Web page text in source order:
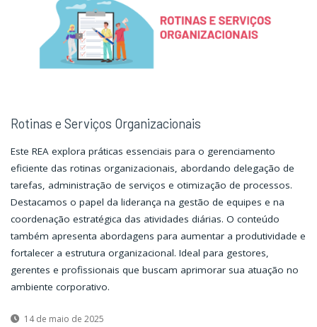
Rotinas e Serviços Organizacionais
Este REA explora práticas essenciais para o gerenciamento
eficiente das rotinas organizacionais, abordando delegação de
tarefas, administração de serviços e otimização de processos.
Destacamos o papel da liderança na gestão de equipes e na
coordenação estratégica das atividades diárias. O conteúdo
também apresenta abordagens para aumentar a produtividade e
fortalecer a estrutura organizacional. Ideal para gestores,
gerentes e profissionais que buscam aprimorar sua atuação no
ambiente corporativo.
14 de maio de 2025